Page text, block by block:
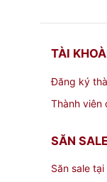
TÀI
Đăng ký
Thành viên
SĂN
Săn sale